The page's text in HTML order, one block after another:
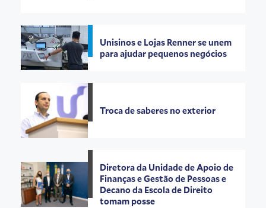
Unisinos e Lojas Renner se unem
para ajudar pequenos negócios
Troca de saberes no exterior
Diretora da Unidade de Apoio de
Finanças e Gestão de Pessoas e
Decano da Escola de Direito
tomam posse